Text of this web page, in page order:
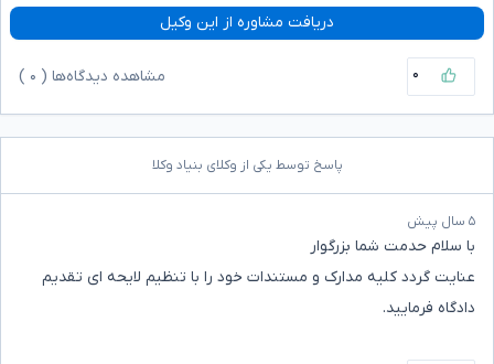
دریافت مشاوره از این وکیل
۰ مشاهده دیدگاه‌ها ( ۰
پاسخ توسط یکی از وکلای بنیاد وکلا
۵ سال پیش
با سلام حدمت شما بزرگوار
عنایت گردد کلیه مدارک و مستندات خود را با تنظیم لایحه ای تقدیم
دادگاه فرمایید.